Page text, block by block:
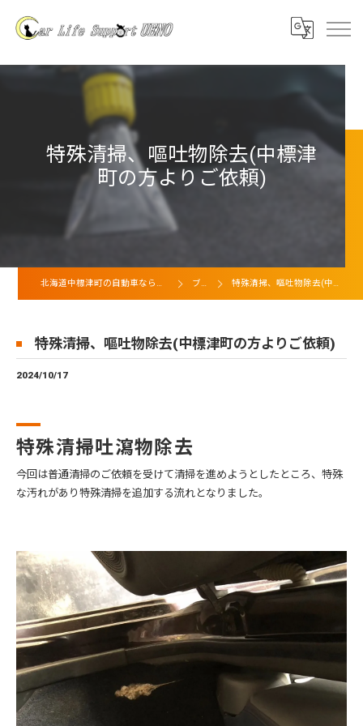
特殊清掃、嘔吐物除去(中標津
町の方よりご依頼)
北海道中標津町の自動車ならカーライフサポート上野 ブログ 特殊清掃、嘔吐物除去(中標津町の方よりご依頼)
特殊清掃、嘔吐物除去(中標津町の方よりご依頼)
2024/10/17
特殊清掃吐瀉物除去
今回は普通清掃のご依頼を受けて清掃を進めようとしたところ、特殊
な汚れがあり特殊清掃を追加する流れとなりました。